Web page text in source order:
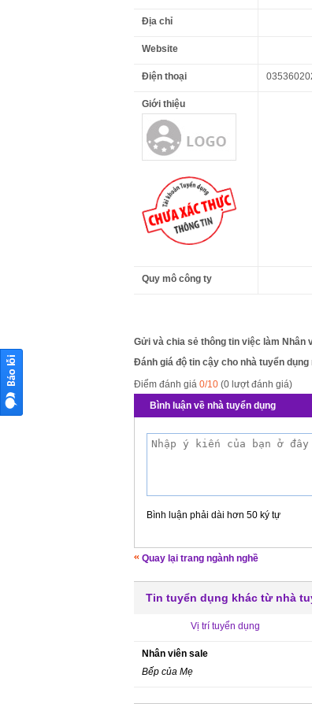
Địa chỉ
Website
Điện thoại
Giới thiệu
Quy mô công ty
Gửi và chia sẻ thông tin việc làm Nhân
Đánh giá độ tin cậy cho nhà tuyển dụng
Điểm đánh giá 0/10 (0 lượt đánh giá)
Bình luận về nhà tuyển dụng
Bình luận phải dài hơn 50 ký tự
Quay lại trang ngành nghề
Tin tuyển dụng khác từ nhà
Vị trí tuyển dụng
Nhân viên sale
Bếp của Mẹ